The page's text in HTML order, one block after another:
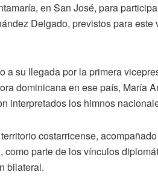
en San José, para
Delgado, previstos para
a su llegada por la primera
dominicana en ese país, María
interpretados los himnos
costarricense,
parte de los vínculos
bilateral.